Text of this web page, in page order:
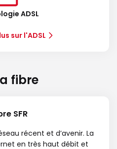
ADSL
sur l'ADSL
fibre
SFR
récent et d’avenir. La
en très haut débit et